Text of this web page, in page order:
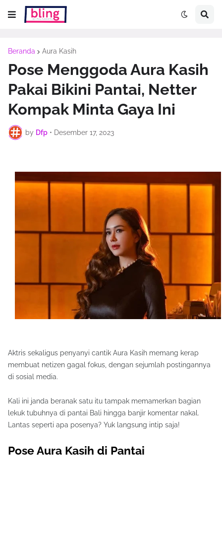
Beranda Aura Kasih
Pose Menggoda Aura Kasih
Pakai Bikini Pantai, Netter
Kompak Minta Gaya Ini
by Dfp • Desember 17, 2023
Aktris sekaligus penyanyi cantik Aura Kasih memang kerap
membuat netizen gagal fokus, dengan sejumlah postingannya
di sosial media.
Kali ini janda beranak satu itu tampak memamerkan bagian
lekuk tubuhnya di pantai Bali hingga banjir komentar nakal.
Lantas seperti apa posenya? Yuk langsung intip saja!
Pose Aura Kasih di Pantai